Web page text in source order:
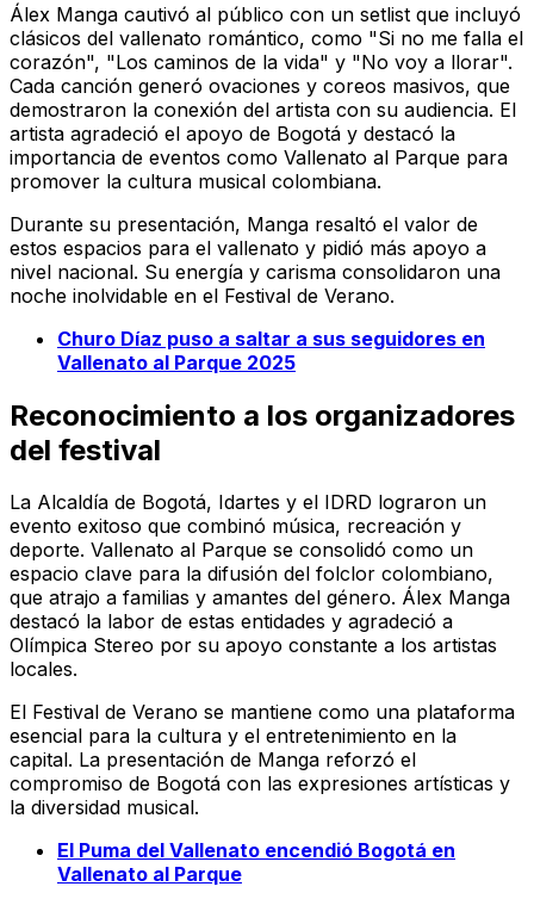
Álex Manga cautivó al público con un setlist que incluyó
clásicos del vallenato romántico, como "Si no me falla el
corazón", "Los caminos de la vida" y "No voy a llorar".
Cada canción generó ovaciones y coreos masivos, que
demostraron la conexión del artista con su audiencia. El
artista agradeció el apoyo de Bogotá y destacó la
importancia de eventos como Vallenato al Parque para
promover la cultura musical colombiana.
Durante su presentación, Manga resaltó el valor de
estos espacios para el vallenato y pidió más apoyo a
nivel nacional. Su energía y carisma consolidaron una
noche inolvidable en el Festival de Verano.
Churo Díaz puso a saltar a sus seguidores en
Vallenato al Parque 2025
Reconocimiento a los organizadores
del festival
La Alcaldía de Bogotá, Idartes y el IDRD lograron un
evento exitoso que combinó música, recreación y
deporte. Vallenato al Parque se consolidó como un
espacio clave para la difusión del folclor colombiano,
que atrajo a familias y amantes del género. Álex Manga
destacó la labor de estas entidades y agradeció a
Olímpica Stereo por su apoyo constante a los artistas
locales.
El Festival de Verano se mantiene como una plataforma
esencial para la cultura y el entretenimiento en la
capital. La presentación de Manga reforzó el
compromiso de Bogotá con las expresiones artísticas y
la diversidad musical.
El Puma del Vallenato encendió Bogotá en
Vallenato al Parque